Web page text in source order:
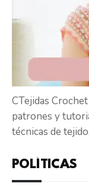
CTejidas
patrones y
técnicas de tejido.
POLÍTICAS